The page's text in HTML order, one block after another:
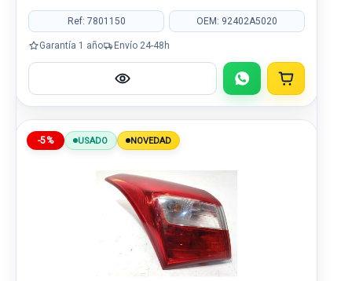
Ref: 7801150 OEM: 92402A5020
Garantía 1 año Envío 24-48h
-5% USADO NOVEDAD